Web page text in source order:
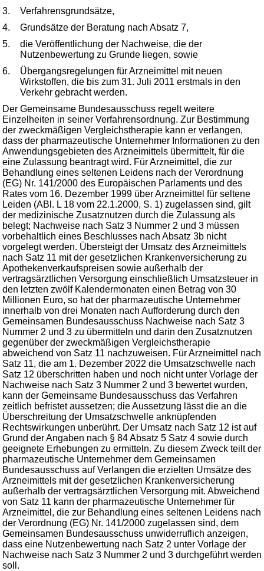
3.
Verfahrensgrundsätze,
4.
Grundsätze der Beratung nach Absatz 7,
5.
die Veröffentlichung der Nachweise, die der
Nutzenbewertung zu Grunde liegen, sowie
6.
Übergangsregelungen für Arzneimittel mit neuen
Wirkstoffen, die bis zum 31. Juli 2011 erstmals in den
Verkehr gebracht werden.
Der Gemeinsame Bundesausschuss regelt weitere
Einzelheiten in seiner Verfahrensordnung. Zur Bestimmung
der zweckmäßigen Vergleichstherapie kann er verlangen,
dass der pharmazeutische Unternehmer Informationen zu den
Anwendungsgebieten des Arzneimittels übermittelt, für die
eine Zulassung beantragt wird. Für Arzneimittel, die zur
Behandlung eines seltenen Leidens nach der Verordnung
(EG) Nr. 141/2000 des Europäischen Parlaments und des
Rates vom 16. Dezember 1999 über Arzneimittel für seltene
Leiden (ABl. L 18 vom 22.1.2000, S. 1) zugelassen sind, gilt
der medizinische Zusatznutzen durch die Zulassung als
belegt; Nachweise nach Satz 3 Nummer 2 und 3 müssen
vorbehaltlich eines Beschlusses nach Absatz 3b nicht
vorgelegt werden. Übersteigt der Umsatz des Arzneimittels
nach Satz 11 mit der gesetzlichen Krankenversicherung zu
Apothekenverkaufspreisen sowie außerhalb der
vertragsärztlichen Versorgung einschließlich Umsatzsteuer in
den letzten zwölf Kalendermonaten einen Betrag von 30
Millionen Euro, so hat der pharmazeutische Unternehmer
innerhalb von drei Monaten nach Aufforderung durch den
Gemeinsamen Bundesausschuss Nachweise nach Satz 3
Nummer 2 und 3 zu übermitteln und darin den Zusatznutzen
gegenüber der zweckmäßigen Vergleichstherapie
abweichend von Satz 11 nachzuweisen. Für Arzneimittel nach
Satz 11, die am 1. Dezember 2022 die Umsatzschwelle nach
Satz 12 überschritten haben und noch nicht unter Vorlage der
Nachweise nach Satz 3 Nummer 2 und 3 bewertet wurden,
kann der Gemeinsame Bundesausschuss das Verfahren
zeitlich befristet aussetzen; die Aussetzung lässt die an die
Überschreitung der Umsatzschwelle anknüpfenden
Rechtswirkungen unberührt. Der Umsatz nach Satz 12 ist auf
Grund der Angaben nach § 84 Absatz 5 Satz 4 sowie durch
geeignete Erhebungen zu ermitteln. Zu diesem Zweck teilt der
pharmazeutische Unternehmer dem Gemeinsamen
Bundesausschuss auf Verlangen die erzielten Umsätze des
Arzneimittels mit der gesetzlichen Krankenversicherung
außerhalb der vertragsärztlichen Versorgung mit. Abweichend
von Satz 11 kann der pharmazeutische Unternehmer für
Arzneimittel, die zur Behandlung eines seltenen Leidens nach
der Verordnung (EG) Nr. 141/2000 zugelassen sind, dem
Gemeinsamen Bundesausschuss unwiderruflich anzeigen,
dass eine Nutzenbewertung nach Satz 2 unter Vorlage der
Nachweise nach Satz 3 Nummer 2 und 3 durchgeführt werden
soll.